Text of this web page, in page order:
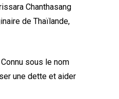
Chanthasang
de Thaïlande,
sous le nom
une dette et aider